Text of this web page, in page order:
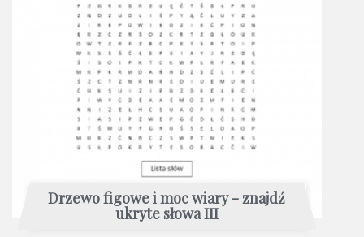
Drzewo figowe i moc wiary - znajdź
ukryte słowa III